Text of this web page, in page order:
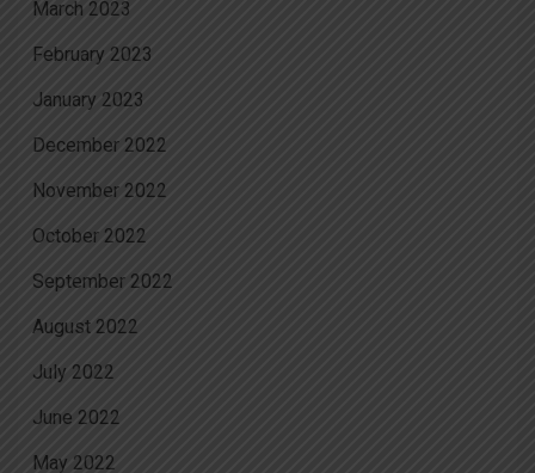
March 2023
February 2023
January 2023
December 2022
November 2022
October 2022
September 2022
August 2022
July 2022
June 2022
May 2022